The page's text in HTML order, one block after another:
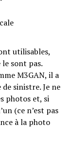
utilisables,
sont pas.
M3GAN, il a
sinistre. Je ne
photos et, si
(ce n’est pas
à la photo